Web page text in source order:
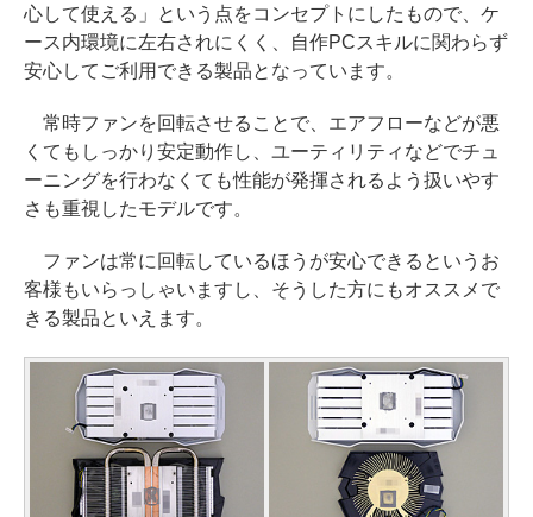
心して使える」という点をコンセプトにしたもので、ケ
ース内環境に左右されにくく、自作PCスキルに関わらず
安心してご利用できる製品となっています。
常時ファンを回転させることで、エアフローなどが悪
くてもしっかり安定動作し、ユーティリティなどでチュ
ーニングを行わなくても性能が発揮されるよう扱いやす
さも重視したモデルです。
ファンは常に回転しているほうが安心できるというお
客様もいらっしゃいますし、そうした方にもオススメで
きる製品といえます。